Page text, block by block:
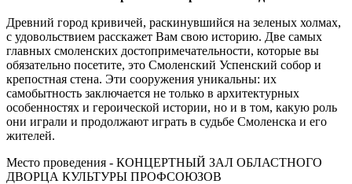
Древний город кривичей, раскинувшийся на зеленых холмах,
с удовольствием расскажет Вам свою историю. Две самых
главных смоленских достопримечательности, которые вы
обязательно посетите, это Смоленский Успенский собор и
крепостная стена. Эти сооружения уникальны: их
самобытность заключается не только в архитектурных
особенностях и героической истории, но и в том, какую роль
они играли и продолжают играть в судьбе Смоленска и его
жителей.
Место проведения - КОНЦЕРТНЫЙ ЗАЛ ОБЛАСТНОГО
ДВОРЦА КУЛЬТУРЫ ПРОФСОЮЗОВ